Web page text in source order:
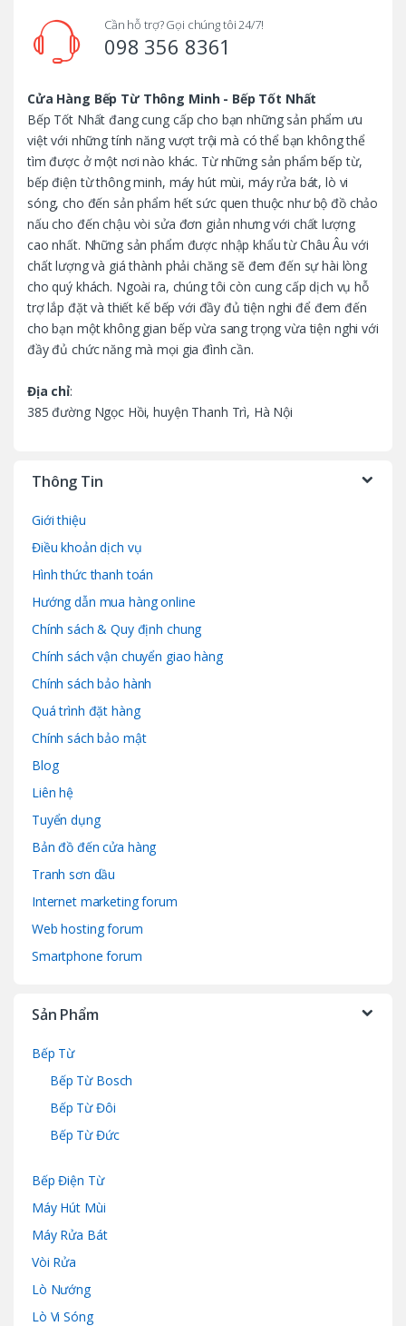
Cần hỗ trợ? Gọi chúng tôi 24/7!
098 356 8361
Cửa Hàng Bếp Từ Thông Minh - Bếp Tốt Nhất
Bếp Tốt Nhất đang cung cấp cho bạn những sản phẩm ưu
việt với những tính năng vượt trội mà có thể bạn không thể
tìm được ở một nơi nào khác. Từ những sản phẩm bếp từ,
bếp điện từ thông minh, máy hút mùi, máy rửa bát, lò vi
sóng, cho đến sản phẩm hết sức quen thuộc như bộ đồ chảo
nấu cho đến chậu vòi sửa đơn giản nhưng với chất lượng
cao nhất. Những sản phẩm được nhập khẩu từ Châu Âu với
chất lượng và giá thành phải chăng sẽ đem đến sự hài lòng
cho quý khách. Ngoài ra, chúng tôi còn cung cấp dịch vụ hỗ
trợ lắp đặt và thiết kế bếp với đầy đủ tiện nghi để đem đến
cho bạn một không gian bếp vừa sang trọng vừa tiện nghi với
đầy đủ chức năng mà mọi gia đình cần.
Địa chỉ:
385 đường Ngọc Hồi, huyện Thanh Trì, Hà Nội
Thông Tin
Giới thiệu
Điều khoản dịch vụ
Hình thức thanh toán
Hướng dẫn mua hàng online
Chính sách & Quy định chung
Chính sách vận chuyển giao hàng
Chính sách bảo hành
Quá trình đặt hàng
Chính sách bảo mật
Blog
Liên hệ
Tuyển dụng
Bản đồ đến cửa hàng
Tranh sơn dầu
Internet marketing forum
Web hosting forum
Smartphone forum
Sản Phẩm
Bếp Từ
Bếp Từ Bosch
Bếp Từ Đôi
Bếp Từ Đức
Bếp Điện Từ
Máy Hút Mùi
Máy Rửa Bát
Vòi Rửa
Lò Nướng
Lò Vi Sóng